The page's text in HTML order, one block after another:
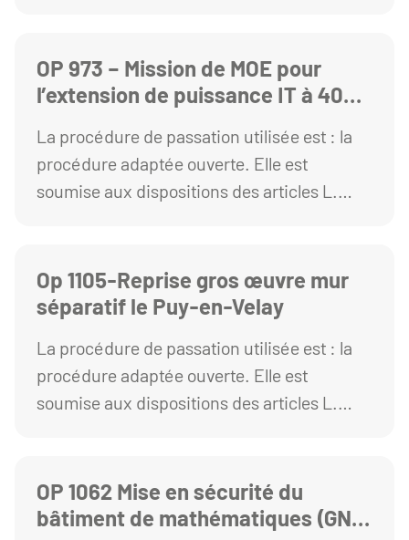
OP 973 – Mission de MOE pour
l’extension de puissance IT à 400
La procédure de passation utilisée est : la
procédure adaptée ouverte. Elle est
soumise aux dispositions des articles L.
Op 1105-Reprise gros œuvre mur
séparatif le Puy-en-Velay
La procédure de passation utilisée est : la
procédure adaptée ouverte. Elle est
soumise aux dispositions des articles L.
OP 1062 Mise en sécurité du
bâtiment de mathématiques (GN8)